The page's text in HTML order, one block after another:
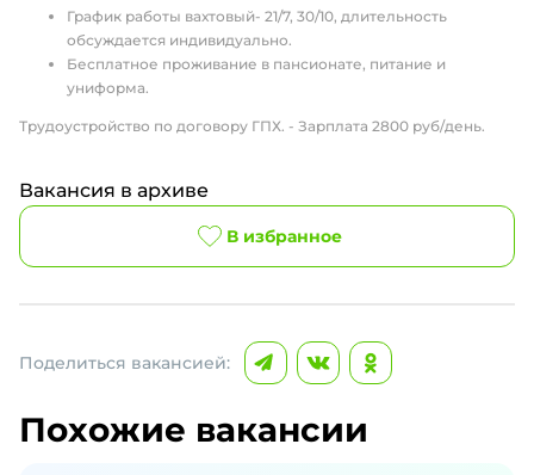
График работы вахтовый- 21/7, 30/10, длительность
обсуждается индивидуально.
Бесплатное проживание в пансионате, питание и
униформа.
Трудоустройство по договору ГПХ. - Зарплата 2800 руб/день.
Вакансия в архиве
В избранное
Поделиться вакансией:
Похожие вакансии